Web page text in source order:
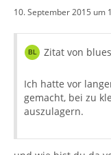
10. September 2015 um
Zitat von
Ich hatte vor
gemacht, bei zu
auszulagern.